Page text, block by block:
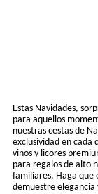
Estas Navidades,
para aquellos
nuestras cestas de
exclusividad en cada
vinos y licores
para regalos de alto
familiares. Haga que
demuestre elegancia